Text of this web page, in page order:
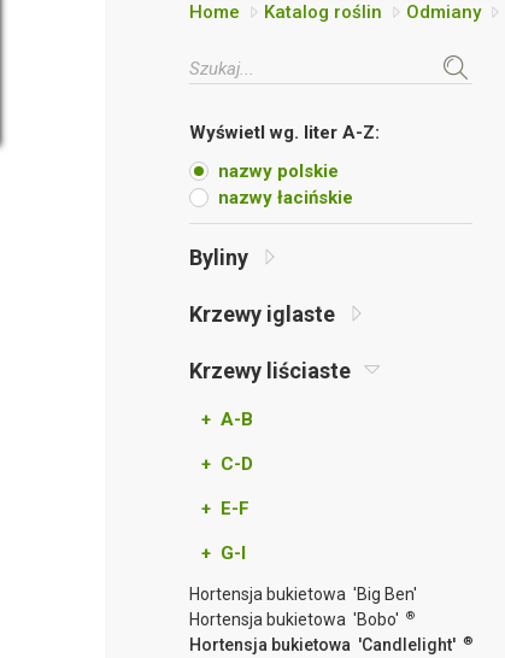
Home Katalog roślin Odmiany
Wyświetl wg. liter A-Z:
nazwy polskie
nazwy łacińskie
Byliny
Krzewy iglaste
Krzewy liściaste
+ A-B
+ C-D
+ E-F
+ G-I
Hortensja bukietowa 'Big Ben'
Hortensja bukietowa 'Bobo'
®
Hortensja bukietowa 'Candlelight' ®